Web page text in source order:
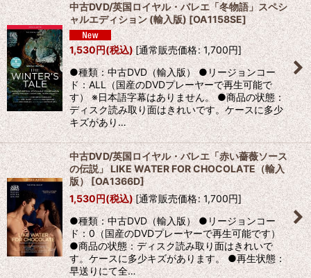
中古DVD/英国ロイヤル・バレエ「冬物語」スペシ
ャルエディション (輸入版) [OA1158SE]
1,530円(税込)[通常販売価格: 1,700円]
●種類：中古DVD（輸入版） ●リージョンコー
ド：ALL（国産のDVDプレーヤーで再生可能で
す） ※日本語字幕はありません。 ●商品の状態：
ディスク読み取り面はきれいです。ケースに多少
キズがあり…
中古DVD/英国ロイヤル・バレエ「赤い薔薇ソース
の伝説」 LIKE WATER FOR CHOCOLATE（輸入
版）[OA1366D]
1,530円(税込) [通常販売価格: 1,700円]
●種類：中古DVD（輸入版） ●リージョンコー
ド：0（国産のDVDプレーヤーで再生可能です）
●商品の状態：ディスク読み取り面はきれいで
す。ケースに多少キズがあります。 ●再生状態：
早送りにて全…